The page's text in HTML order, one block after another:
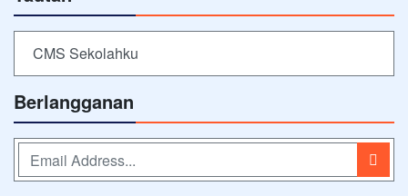
CMS Sekolahku
Berlangganan